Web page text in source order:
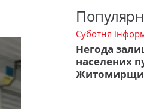
Суботня
Негода
населених